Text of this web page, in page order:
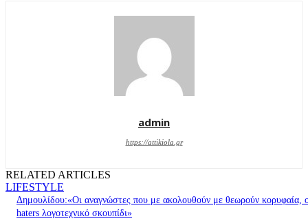
admin
https://attikiola.gr
RELATED ARTICLES
LIFESTYLE
Δημουλίδου:«Οι αναγνώστες που με ακολουθούν με θεωρούν κορυφαία,
haters λογοτεχνικό σκουπίδι»